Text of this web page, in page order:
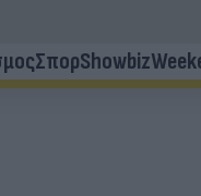
ΣπορShowbiz